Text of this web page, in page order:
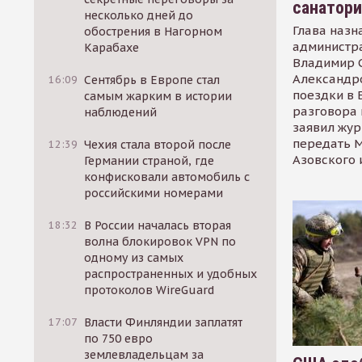
несколько дней до
обострения в Нагорном
Карабахе
16:09 Сентябрь в Европе стал
самым жарким в истории
наблюдений
12:39 Чехия стала второй после
Германии страной, где
конфисковали автомобиль с
российскими номерами
18:32
В России началась вторая
волна блокировок VPN по
одному из самых
распространенных и удобных
протоколов WireGuard
17:07 Власти Финляндии заплатят
по 750 евро
землевладельцам за
Глава
Владимир
поездки в
разговора
заявил
передать
Азовского